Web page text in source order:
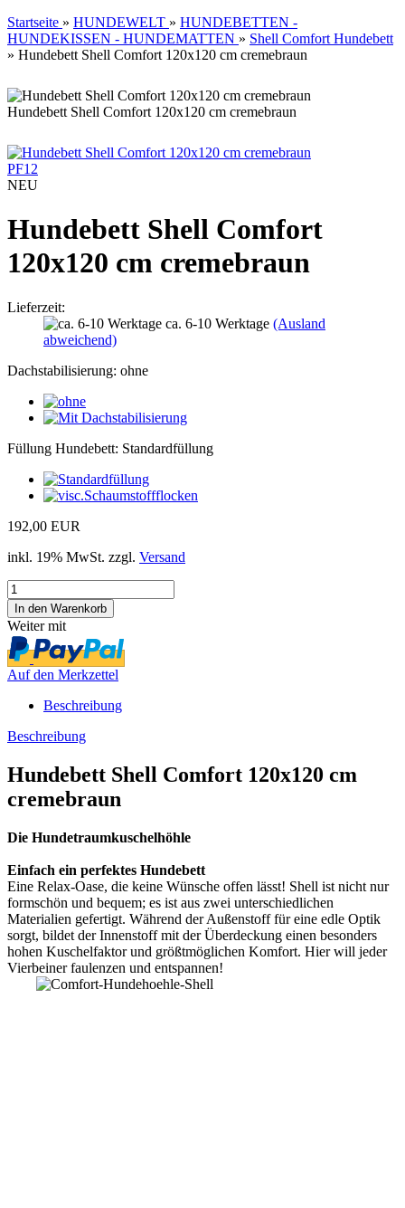
Startseite » HUNDEWELT » HUNDEBETTEN -
HUNDEKISSEN - HUNDEMATTEN » Shell Comfort Hundebett
» Hundebett Shell Comfort 120x120 cm cremebraun
Hundebett Shell Comfort 120x120 cm cremebraun
PF12
NEU
Hundebett Shell Comfort
120x120 cm cremebraun
Lieferzeit:
ca. 6-10 Werktage (Ausland
abweichend)
Dachstabilisierung: ohne
Füllung Hundebett: Standardfüllung
192,00 EUR
inkl. 19% MwSt. zzgl. Versand
Weiter mit
Auf den Merkzettel
Beschreibung
Beschreibung
Hundebett Shell Comfort 120x120 cm
cremebraun
Die Hundetraumkuschelhöhle
Einfach ein perfektes Hundebett
Eine Relax-Oase, die keine Wünsche offen lässt! Shell ist nicht nur
formschön und bequem; es ist aus zwei unterschiedlichen
Materialien gefertigt. Während der Außenstoff für eine edle Optik
sorgt, bildet der Innenstoff mit der Überdeckung einen besonders
hohen Kuschelfaktor und größtmöglichen Komfort. Hier will jeder
Vierbeiner faulenzen und entspannen!